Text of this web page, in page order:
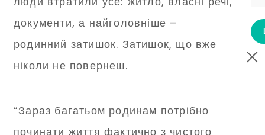
документи, а найголовніше –
родинний затишок. Затишок, що вже
ніколи не повернеш.
“Зараз багатьом родинам потрібно
починати життя фактично з чистого